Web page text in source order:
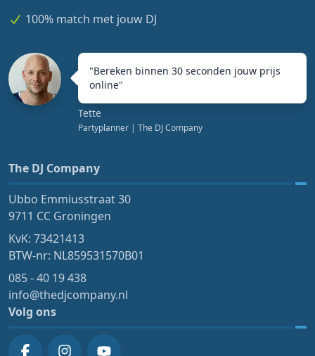
100% match met jouw DJ
"Bereken binnen 30 seconden jouw prijs
online"
Tette
Partyplanner | The DJ Company
The DJ Company
Ubbo Emmiusstraat 30
9711 CC Groningen
KvK: 73421413
BTW-nr: NL859531570B01
085 - 40 19 438
info@thedjcompany.nl
Volg ons